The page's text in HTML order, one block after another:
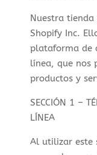
Nuestra tienda
Shopify Inc.
plataforma de
línea, que nos
productos y
SECCIÓN 1 –
LÍNEA
Al utilizar este